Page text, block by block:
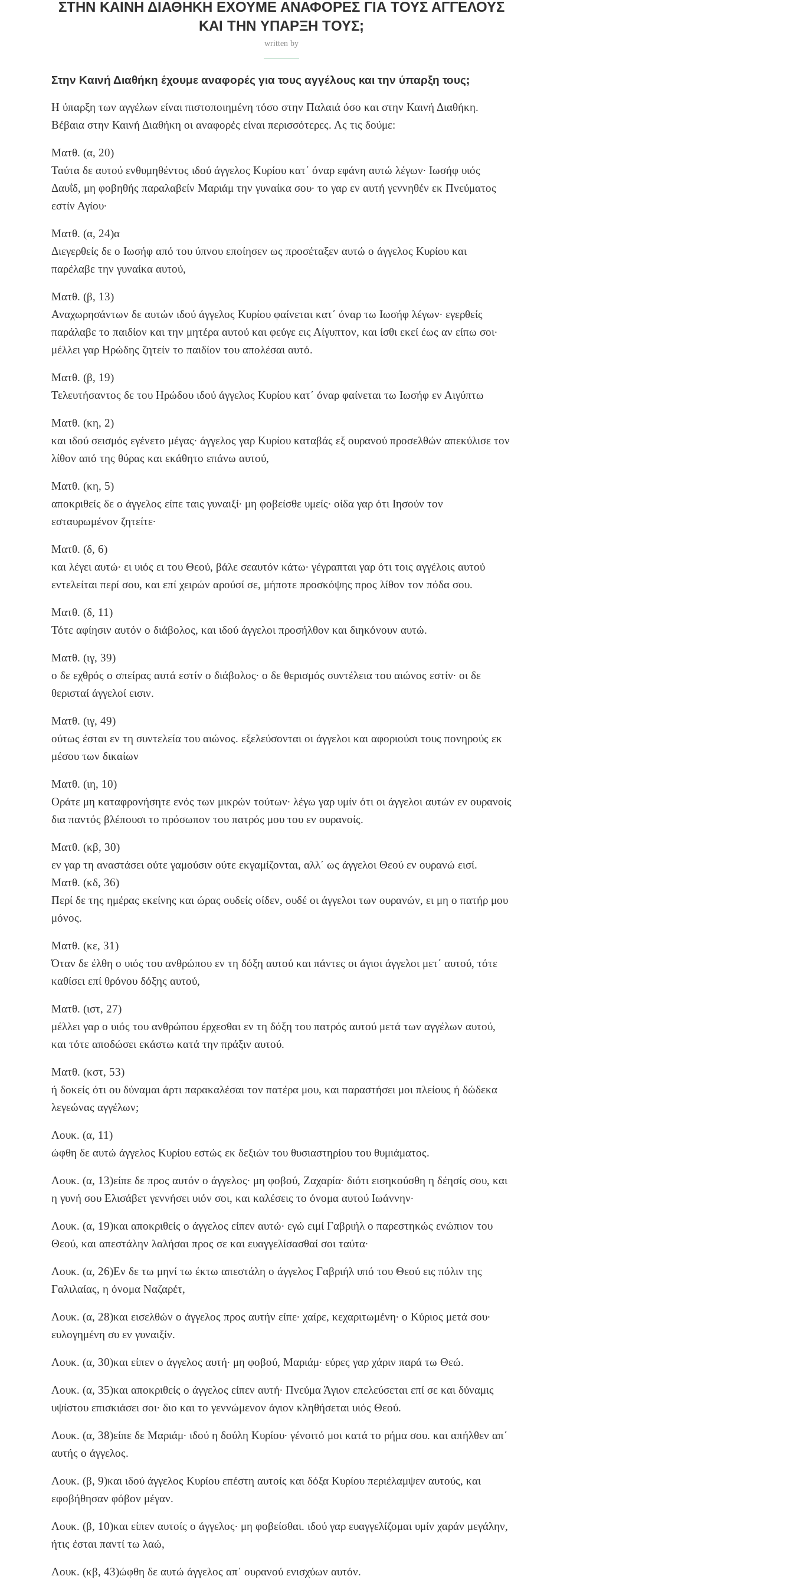
ΣΤΗΝ ΚΑΙΝΉ ΔΙΑΘΉΚΗ ΈΧΟΥΜΕ ΑΝΑΦΟΡΈΣ ΓΙΑ ΤΟΥΣ ΑΓΓΈΛΟΥΣ
ΚΑΙ ΤΗΝ ΎΠΑΡΞΗ ΤΟΥΣ;
written by
Στην Καινή Διαθήκη έχουμε αναφορές για τους αγγέλους και την ύπαρξη τους;
Η ύπαρξη των αγγέλων είναι πιστοποιημένη τόσο στην Παλαιά όσο και στην Καινή Διαθήκη.
Βέβαια στην Καινή Διαθήκη οι αναφορές είναι περισσότερες. Ας τις δούμε:
Ματθ. (α, 20)
Ταύτα δε αυτού ενθυμηθέντος ιδού άγγελος Κυρίου κατ΄ όναρ εφάνη αυτώ λέγων· Ιωσήφ υιός
Δαυΐδ, μη φοβηθής παραλαβείν Μαριάμ την γυναίκα σου· το γαρ εν αυτή γεννηθέν εκ Πνεύματος
εστίν Αγίου·
Ματθ. (α, 24)α
Διεγερθείς δε ο Ιωσήφ από του ύπνου εποίησεν ως προσέταξεν αυτώ ο άγγελος Κυρίου και
παρέλαβε την γυναίκα αυτού,
Ματθ. (β, 13)
Αναχωρησάντων δε αυτών ιδού άγγελος Κυρίου φαίνεται κατ΄ όναρ τω Ιωσήφ λέγων· εγερθείς
παράλαβε το παιδίον και την μητέρα αυτού και φεύγε εις Αίγυπτον, και ίσθι εκεί έως αν είπω σοι·
μέλλει γαρ Ηρώδης ζητείν το παιδίον του απολέσαι αυτό.
Ματθ. (β, 19)
Τελευτήσαντος δε του Ηρώδου ιδού άγγελος Κυρίου κατ΄ όναρ φαίνεται τω Ιωσήφ εν Αιγύπτω
Ματθ. (κη, 2)
και ιδού σεισμός εγένετο μέγας· άγγελος γαρ Κυρίου καταβάς εξ ουρανού προσελθών απεκύλισε τον
λίθον από της θύρας και εκάθητο επάνω αυτού,
Ματθ. (κη, 5)
αποκριθείς δε ο άγγελος είπε ταις γυναιξί· μη φοβείσθε υμείς· οίδα γαρ ότι Ιησούν τον
εσταυρωμένον ζητείτε·
Ματθ. (δ, 6)
και λέγει αυτώ· ει υιός ει του Θεού, βάλε σεαυτόν κάτω· γέγραπται γαρ ότι τοις αγγέλοις αυτού
εντελείται περί σου, και επί χειρών αρούσί σε, μήποτε προσκόψης προς λίθον τον πόδα σου.
Ματθ. (δ, 11)
Τότε αφίησιν αυτόν ο διάβολος, και ιδού άγγελοι προσήλθον και διηκόνουν αυτώ.
Ματθ. (ιγ, 39)
ο δε εχθρός ο σπείρας αυτά εστίν ο διάβολος· ο δε θερισμός συντέλεια του αιώνος εστίν· οι δε
θερισταί άγγελοί εισιν.
Ματθ. (ιγ, 49)
ούτως έσται εν τη συντελεία του αιώνος. εξελεύσονται οι άγγελοι και αφοριούσι τους πονηρούς εκ
μέσου των δικαίων
Ματθ. (ιη, 10)
Οράτε μη καταφρονήσητε ενός των μικρών τούτων· λέγω γαρ υμίν ότι οι άγγελοι αυτών εν ουρανοίς
δια παντός βλέπουσι το πρόσωπον του πατρός μου του εν ουρανοίς.
Ματθ. (κβ, 30)
εν γαρ τη αναστάσει ούτε γαμούσιν ούτε εκγαμίζονται, αλλ΄ ως άγγελοι Θεού εν ουρανώ εισί.
Ματθ. (κδ, 36)
Περί δε της ημέρας εκείνης και ώρας ουδείς οίδεν, ουδέ οι άγγελοι των ουρανών, ει μη ο πατήρ μου
μόνος.
Ματθ. (κε, 31)
Όταν δε έλθη ο υιός του ανθρώπου εν τη δόξη αυτού και πάντες οι άγιοι άγγελοι μετ΄ αυτού, τότε
καθίσει επί θρόνου δόξης αυτού,
Ματθ. (ιστ, 27)
μέλλει γαρ ο υιός του ανθρώπου έρχεσθαι εν τη δόξη του πατρός αυτού μετά των αγγέλων αυτού,
και τότε αποδώσει εκάστω κατά την πράξιν αυτού.
Ματθ. (κστ, 53)
ή δοκείς ότι ου δύναμαι άρτι παρακαλέσαι τον πατέρα μου, και παραστήσει μοι πλείους ή δώδεκα
λεγεώνας αγγέλων;
Λουκ. (α, 11)
ώφθη δε αυτώ άγγελος Κυρίου εστώς εκ δεξιών του θυσιαστηρίου του θυμιάματος.
Λουκ. (α, 13)είπε δε προς αυτόν ο άγγελος· μη φοβού, Ζαχαρία· διότι εισηκούσθη η δέησίς σου, και
η γυνή σου Ελισάβετ γεννήσει υιόν σοι, και καλέσεις το όνομα αυτού Ιωάννην·
Λουκ. (α, 19)και αποκριθείς ο άγγελος είπεν αυτώ· εγώ ειμί Γαβριήλ ο παρεστηκώς ενώπιον του
Θεού, και απεστάλην λαλήσαι προς σε και ευαγγελίσασθαί σοι ταύτα·
Λουκ. (α, 26)Εν δε τω μηνί τω έκτω απεστάλη ο άγγελος Γαβριήλ υπό του Θεού εις πόλιν της
Γαλιλαίας, η όνομα Ναζαρέτ,
Λουκ. (α, 28)και εισελθών ο άγγελος προς αυτήν είπε· χαίρε, κεχαριτωμένη· ο Κύριος μετά σου·
ευλογημένη συ εν γυναιξίν.
Λουκ. (α, 30)και είπεν ο άγγελος αυτή· μη φοβού, Μαριάμ· εύρες γαρ χάριν παρά τω Θεώ.
Λουκ. (α, 35)και αποκριθείς ο άγγελος είπεν αυτή· Πνεύμα Άγιον επελεύσεται επί σε και δύναμις
υψίστου επισκιάσει σοι· διο και το γεννώμενον άγιον κληθήσεται υιός Θεού.
Λουκ. (α, 38)είπε δε Μαριάμ· ιδού η δούλη Κυρίου· γένοιτό μοι κατά το ρήμα σου. και απήλθεν απ΄
αυτής ο άγγελος.
Λουκ. (β, 9)και ιδού άγγελος Κυρίου επέστη αυτοίς και δόξα Κυρίου περιέλαμψεν αυτούς, και
εφοβήθησαν φόβον μέγαν.
Λουκ. (β, 10)και είπεν αυτοίς ο άγγελος· μη φοβείσθαι. ιδού γαρ ευαγγελίζομαι υμίν χαράν μεγάλην,
ήτις έσται παντί τω λαώ,
Λουκ. (κβ, 43)ώφθη δε αυτώ άγγελος απ΄ ουρανού ενισχύων αυτόν.